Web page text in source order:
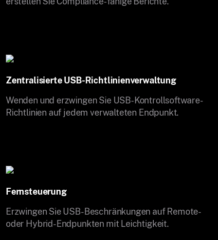
Zentralisierte USB-Richtlinienverwaltung
Wenden und erzwingen Sie USB-Kontrollsoftware-
Richtlinien auf jedem verwalteten Endpunkt.
Fernsteuerung
Erzwingen Sie USB-Beschränkungen auf Remote-
oder Hybrid-Endpunkten mit Leichtigkeit.